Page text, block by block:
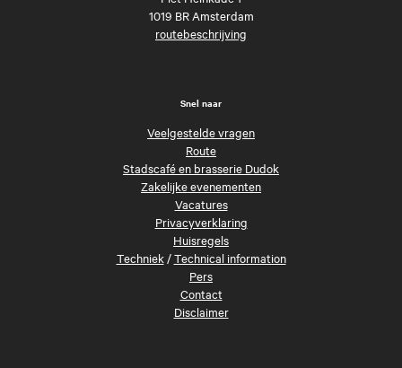
1019 BR Amsterdam
routebeschrijving
Snel naar
Veelgestelde vragen
Route
Stadscafé en brasserie Dudok
Zakelijke evenementen
Vacatures
Privacyverklaring
Huisregels
Techniek/Technical information
Pers
Contact
Disclaimer